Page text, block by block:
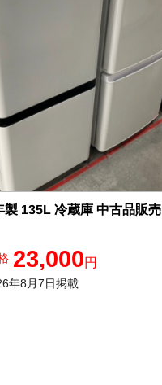
製 135L 冷蔵庫 中古品販売
23,000円
年8月7日掲載